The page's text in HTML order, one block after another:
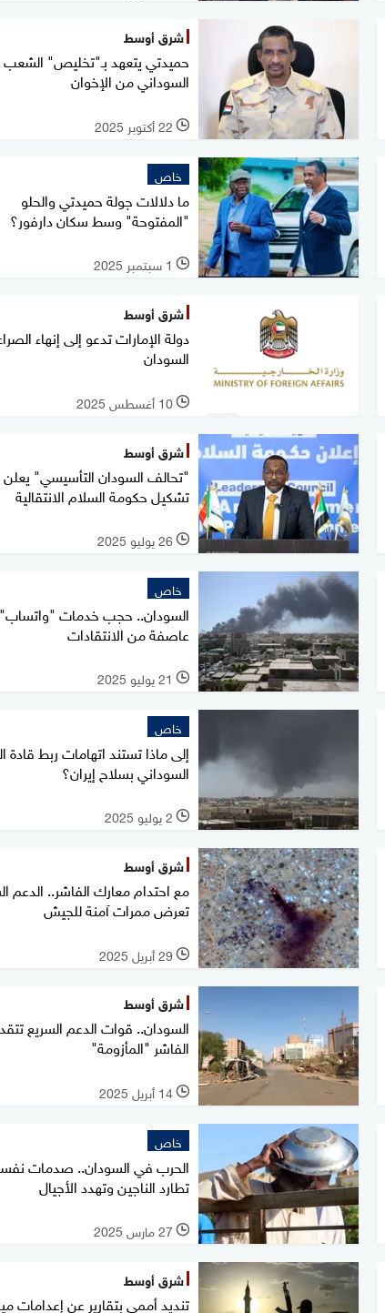
شرق أوسط
حميدتي يتعهد بـ"تخليص" الشعب
السوداني من الإخوان
l 22 أكتوبر 2025
خاص
ما دلالات جولة حميدتي والحلو
"المفتوحة" وسط سكان دارفور؟
l 1 سبتمبر 2025
شرق أوسط
دولة الإمارات تدعو إلى إنهاء
السودان
l 10 أغسطس 2025
شرق أوسط
"تحالف السودان التأسيسي" يعلن
تشكيل حكومة السلام الانتقالية
l 26 يوليو 2025
خاص
السودان.. حجب خدمات "واتساب"
عاصفة من الانتقادات
l 21 يوليو 2025
خاص
إلى ماذا تستند اتهامات ربط
السوداني بسلاح إيران؟
l 2 يوليو 2025
شرق أوسط
مع احتدام معارك الفاشر.. الدعم
تعرض ممرات آمنة للجيش
l 29 أبريل 2025
شرق أوسط
السودان.. قوات الدعم السريع
الفاشر "المأزومة"
l 14 أبريل 2025
خاص
الحرب في السودان.. صدمات
تطارد الناجين وتهدد الأجيال
l 27 مارس 2025
شرق أوسط
تنديد أممي بتقارير عن إعدامات